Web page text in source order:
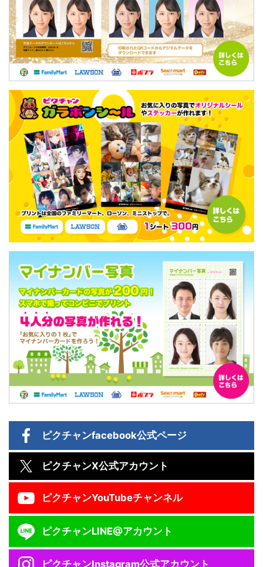
ピクチャンfacebook公式ページ
ピクチャンX公式アカウント
ピクチャンYouTubeチャンネル
ピクチャンLINE@アカウント
ピクチャンInstagram公式アカウント